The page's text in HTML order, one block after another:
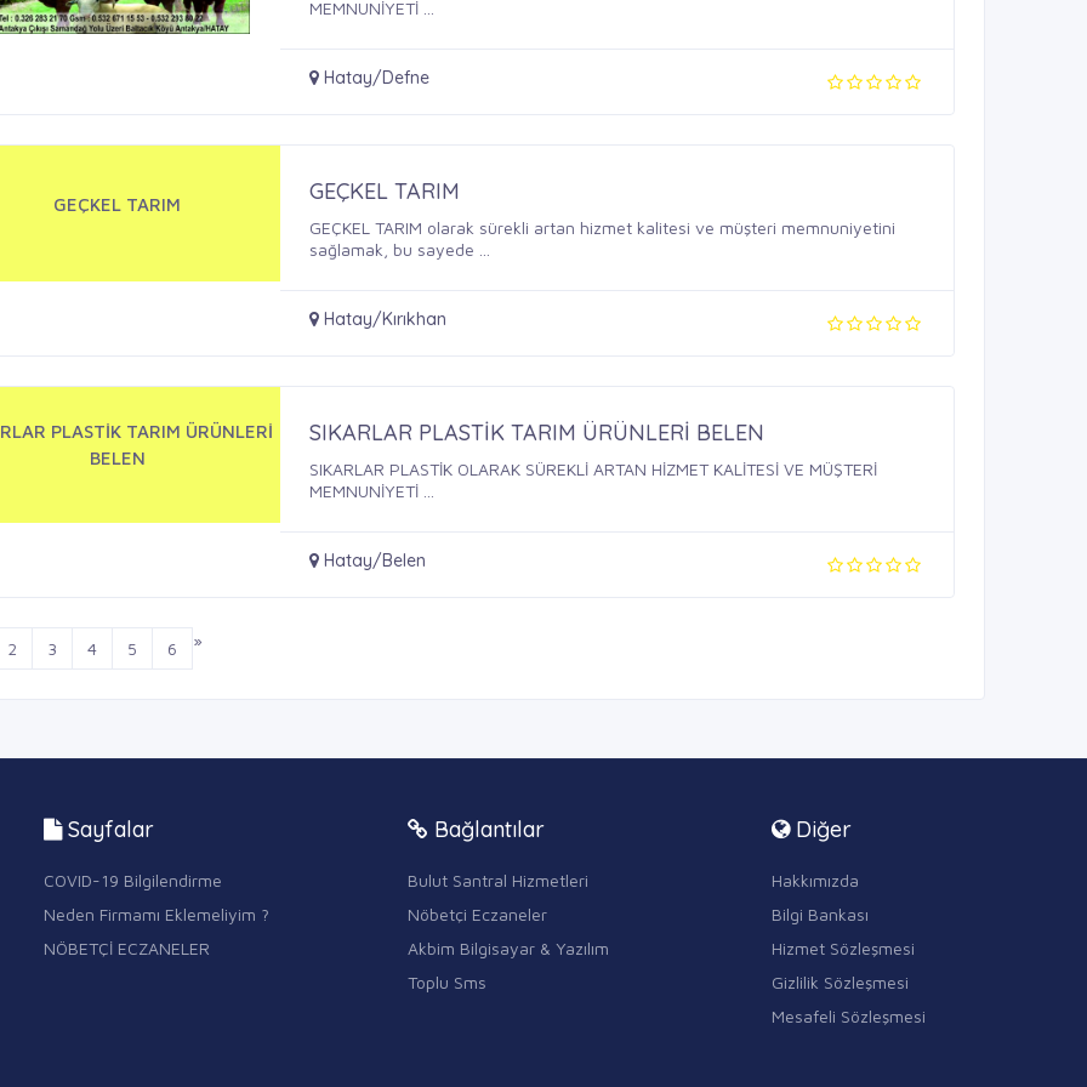
MEMNUNİYETİ ...
Hatay/Defne
GEÇKEL TARIM GEÇKEL TARIM
GEÇKEL TARIM olarak sürekli artan hizmet kalitesi ve müşteri memnuniyetini
sağlamak, bu sayede ...
Hatay/Kırıkhan
PLASTİK TARIM ÜRÜNLERİ
BELEN
SIKARLAR PLASTİK TARIM ÜRÜNLERİ BELEN
SIKARLAR PLASTİK OLARAK SÜREKLİ ARTAN HİZMET KALİTESİ VE MÜŞTERİ
MEMNUNİYETİ ...
Hatay/Belen
2 3 4 5 6 »
Sayfalar
COVID-19 Bilgilendirme
Neden Firmamı Eklemeliyim ?
NÖBETÇİ ECZANELER
Bağlantılar
Bulut Santral Hizmetleri
Nöbetçi Eczaneler
Akbim Bilgisayar & Yazılım
Toplu Sms
Diğer
Hakkımızda
Bilgi Bankası
Hizmet Sözleşmesi
Gizlilik Sözleşmesi
Mesafeli Sözleşmesi